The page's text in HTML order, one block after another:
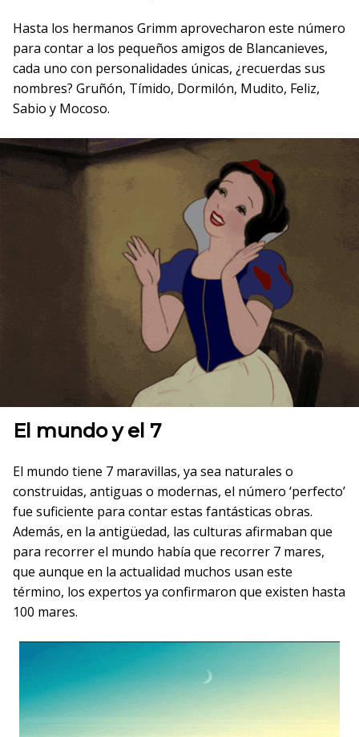
Hasta los hermanos Grimm aprovecharon este número
para contar a los pequeños amigos de Blancanieves,
cada uno con personalidades únicas, ¿recuerdas sus
nombres? Gruñón, Tímido, Dormilón, Mudito, Feliz,
Sabio y Mocoso.
El mundo y el 7
El mundo tiene 7 maravillas, ya sea naturales o
construidas, antiguas o modernas, el número ‘perfecto’
fue suficiente para contar estas fantásticas obras.
Además, en la antigüedad, las culturas afirmaban que
para recorrer el mundo había que recorrer 7 mares,
que aunque en la actualidad muchos usan este
término, los expertos ya confirmaron que existen hasta
100 mares.